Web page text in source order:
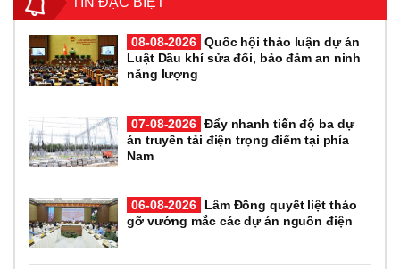
08-08-2026 Quốc hội thảo luận dự án
Luật Dầu khí sửa đổi, bảo đảm an ninh
năng lượng
07-08-2026 Đẩy nhanh tiến độ ba dự
án truyền tải điện trọng điểm tại phía
Nam
06-08-2026
Lâm Đồng quyết liệt tháo
gỡ vướng mắc các dự án nguồn điện